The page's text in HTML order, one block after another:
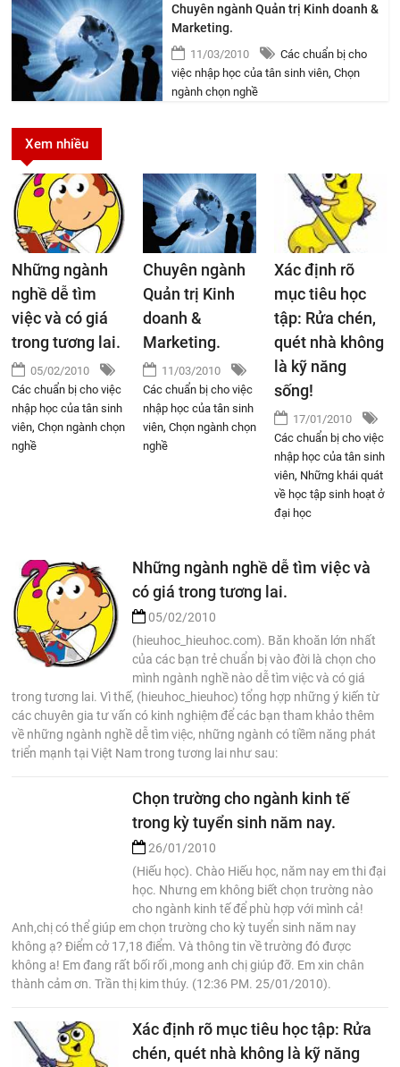
Chuyên ngành Quản trị Kinh doanh &
Marketing.
11/03/2010
Các chuẩn bị cho
việc nhập học của tân sinh viên, Chọn
ngành chọn nghề
Xem nhiều
Những ngành
nghề dễ tìm
việc và có giá
trong tương lai.
05/02/2010
Các chuẩn bị cho việc
nhập học của tân sinh
viên,Chọn ngành chọn
nghề
Chuyên ngành
Quản trị Kinh
doanh &
Marketing.
11/03/2010
Các chuẩn bị cho việc
nhập học của tân sinh
viên,Chọn ngành chọn
nghề
Xác định rõ
mục tiêu học
tập: Rửa chén,
quét nhà không
là kỹ năng
sống!
17/01/2010
Các chuẩn bị cho việc
nhập học của tân sinh
viên, Những khái quát
về học tập sinh hoạt ở
đại học
Những ngành nghề dễ tìm việc và
có giá trong tương lai.
05/02/2010
(hieuhoc_hieuhoc.com). Băn khoăn lớn nhất
của các bạn trẻ chuẩn bị vào đời là chọn cho
mình ngành nghề nào dễ tìm việc và có giá
trong tương lai. Vì thế, (hieuhoc_hieuhoc) tổng hợp những ý kiến từ
các chuyên gia tư vấn có kinh nghiệm để các bạn tham khảo thêm
về những ngành nghề dễ tìm việc, những ngành có tiềm năng phát
triển mạnh tại Việt Nam trong tương lai như sau:
Chọn trường cho ngành kinh tế
trong kỳ tuyển sinh năm nay.
26/01/2010
(Hiếu học). Chào Hiếu học, năm nay em thi đại
học. Nhưng em không biết chọn trường nào
cho ngành kinh tế để phù hợp với mình cả!
Anh,chị có thể giúp em chọn trường cho kỳ tuyển sinh năm nay
không ạ? Điểm cở 17,18 điểm. Và thông tin về trường đó được
không a! Em đang rất bối rối ,mong anh chị giúp đỡ. Em xin chân
thành cảm ơn. Trần thị kim thúy. (12:36 PM. 25/01/2010).
Xác định rõ mục tiêu học tập: Rửa
chén, quét nhà không là kỹ năng